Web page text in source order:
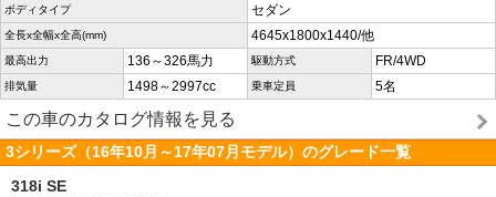
ボディタイプ セダン
全長x全幅x全高(mm) 4645x1800x1440/他
最高出力 136～326馬力 駆動方式 FR/4WD
排気量 1498～2997cc 乗車定員 5名
この車のカタログ情報を見る
3シリーズ（16年10月～17年07月モデル）のグレード一覧
318i SE